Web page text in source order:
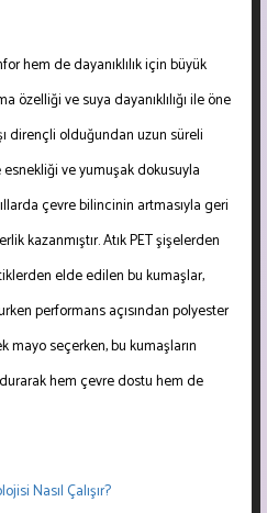
hem de dayanıklılık için büyük
özelliği ve suya dayanıklılığı ile öne
dirençli olduğundan uzun süreli
ve yumuşak dokusuyla
çevre bilincinin artmasıyla geri
kazanmıştır. Atık PET şişelerden
elde edilen bu kumaşlar,
performans açısından polyester
mayo seçerken, bu kumaşların
hem çevre dostu hem de
Nasıl Çalışır?